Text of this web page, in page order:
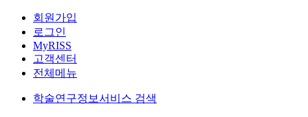
회원가입
로그인
MyRISS
고객센터
전체메뉴
학술연구정보서비스 검색